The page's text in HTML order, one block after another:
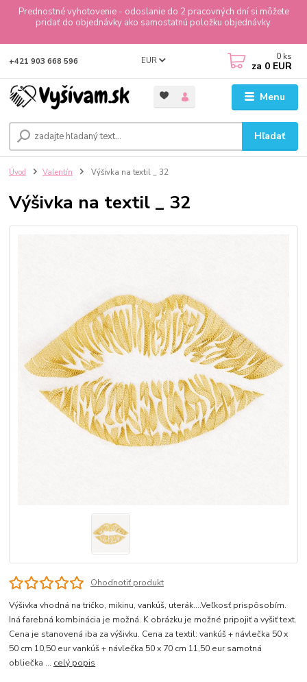
Prednostné vyhotovenie - odoslanie do 2 pracovných dní si môžete
pridať do objednávky ako samostatnú položku objednávky.
Menu
EUR
Hľadať
+421 903 668 596 0 ks
za 0 EUR
Úvod Valentín Výšivka na textil _ 32
Výšivka na textil _ 32
Ohodnotiť produkt
Výšivka vhodná na tričko, mikinu, vankúš, uterák....Veľkosť prispôsobím.
Iná farebná kombinácia je možná. K obrázku je možné pripojiť a vyšiť text.
Cena je stanovená iba za výšivku. Cena za textil: vankúš + návlečka 50 x
50 cm 10,50 eur vankúš + návlečka 50 x 70 cm 11,50 eur samotná
obliečka ... celý popis